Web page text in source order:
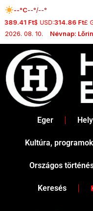
Skip
to
content
--°C--°/--°
389.41 Ft$ USD:314.86 Ft£
2026. 08. 10.
Névnap:
Eger
Kultúra, programok
Országos
Keresés